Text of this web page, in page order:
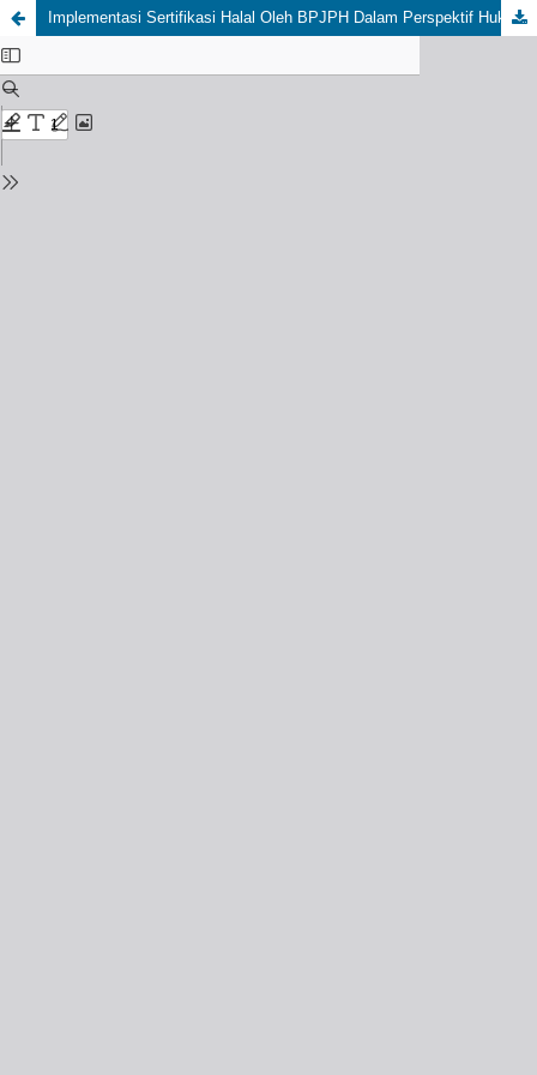
Implementasi Sertifikasi Halal Oleh BPJPH Dalam Perspektif Hukum Ekonomi Islam